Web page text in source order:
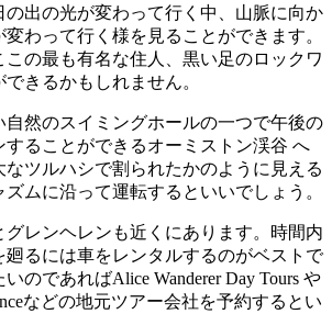
の出の光が変わって行く中、山脈に向か
わって行く様を見ることができます。
この最も有名な住人、黒い足のロックワ
きるかもしれません。
自然のスイミングホールの一つで午後の
ることができるオーミストン渓谷 へ
ツルハシで割られたかのように見える
ムに沿って運転するといいでしょう。
グレンヘレンも近くにあります。時間内
廻るには車をレンタルするのがベストで
のであればAlice Wanderer Day Tours や
などの地元ツアー会社を予約するとい